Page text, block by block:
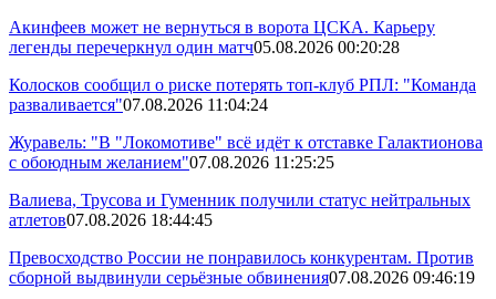
Акинфеев может не вернуться в ворота ЦСКА. Карьеру
легенды перечеркнул один матч05.08.2026 00:20:28
Колосков сообщил о риске потерять топ-клуб РПЛ: "Команда
разваливается"07.08.2026 11:04:24
Журавель: "В "Локомотиве" всё идёт к отставке Галактионова
с обоюдным желанием"07.08.2026 11:25:25
Валиева, Трусова и Гуменник получили статус нейтральных
атлетов07.08.2026 18:44:45
Превосходство России не понравилось конкурентам. Против
сборной выдвинули серьёзные обвинения07.08.2026 09:46:19